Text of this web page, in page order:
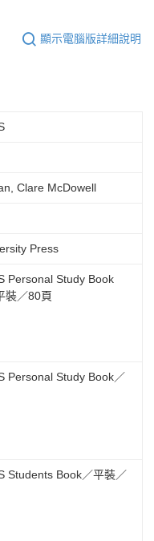
顯示電腦版詳細說明
Clare McDowell
Press
Personal Study Book
裝／80頁
Personal Study Book／
Students Book／平裝／